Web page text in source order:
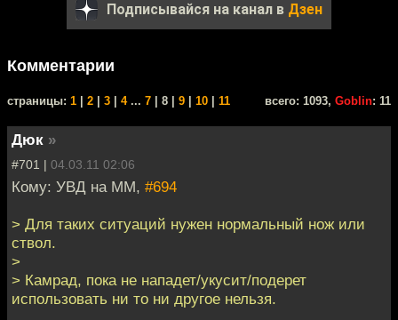
Подписывайся на канал в Дзен
Комментарии
cтраницы: 1 2 3 4... 7 | 8 | 9 10 11 всего: 1093, Goblin: 11
Дюк »
#701 | 04.03.11 02:06
Кому: УВД на ММ, #694
> Для таких ситуаций нужен нормальный нож или
ствол.
>
> Камрад, пока не нападет/укусит/подерет
использовать ни то ни другое нельзя.